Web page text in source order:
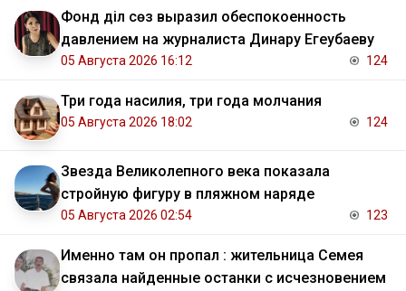
Фонд Әділ сөз выразил обеспокоенность
давлением на журналиста Динару Егеубаеву
05 Августа 2026 16:12 124
Три года насилия, три года молчания
05 Августа 2026 18:02 124
Звезда Великолепного века показала
стройную фигуру в пляжном наряде
05 Августа 2026 02:54 123
Именно там он пропал : жительница Семея
связала найденные останки с исчезновением